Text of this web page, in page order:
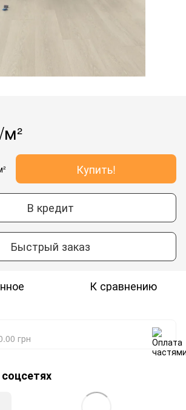
Купить!
В кредит
Быстрый заказ
К сравнению
грн